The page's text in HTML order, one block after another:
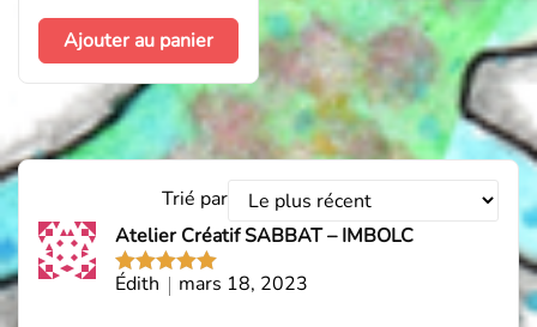
Ajouter au panier
Trié parTrier
avis
par
Note5
sur
Atelier Créatif SABBAT – IMBOLC
Édith
mars 18, 2023